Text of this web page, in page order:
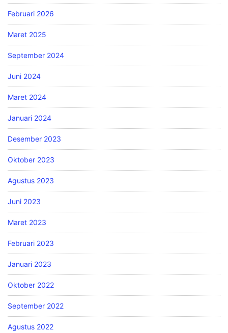
Februari 2026
Maret 2025
September 2024
Juni 2024
Maret 2024
Januari 2024
Desember 2023
Oktober 2023
Agustus 2023
Juni 2023
Maret 2023
Februari 2023
Januari 2023
Oktober 2022
September 2022
Agustus 2022